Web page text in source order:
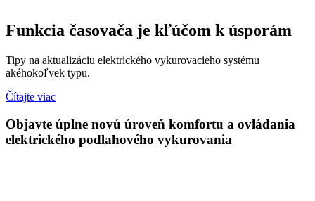
Funkcia časovača je kľúčom k úsporám
Tipy na aktualizáciu elektrického vykurovacieho systému
akéhokoľvek typu.
Čítajte viac
Objavte úplne novú úroveň komfortu a ovládania
elektrického podlahového vykurovania